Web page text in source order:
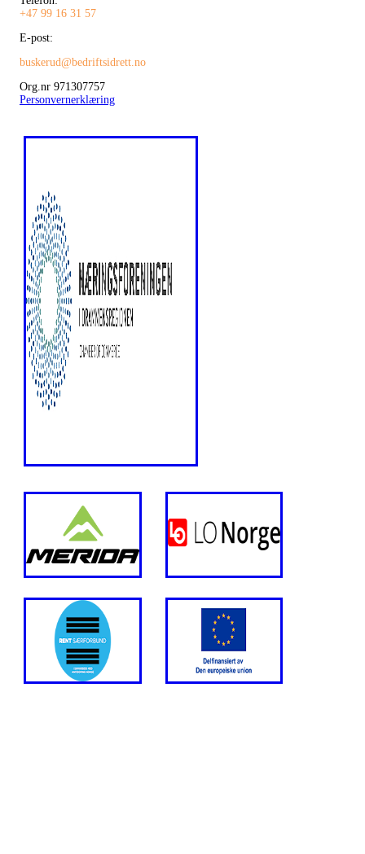
+47 99 16 31 57
E-post:
buskerud@bedriftsidrett.no
Org.nr 971307757
Personvernerklæring